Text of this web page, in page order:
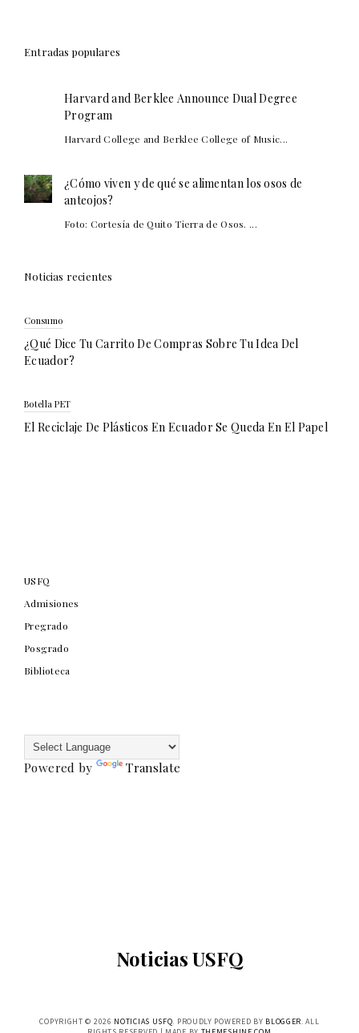
Entradas populares
Harvard and Berklee Announce Dual Degree
Program
Harvard College and Berklee College of Music...
¿Cómo viven y de qué se alimentan los osos de
anteojos?
Foto: Cortesía de Quito Tierra de Osos. ...
Noticias recientes
Consumo
¿Qué Dice Tu Carrito De Compras Sobre Tu Idea Del
Ecuador?
Botella PET
El Reciclaje De Plásticos En Ecuador Se Queda En El Papel
USFQ
Admisiones
Pregrado
Posgrado
Biblioteca
Powered by Translate
Noticias USFQ
COPYRIGHT © 2026 NOTICIAS USFQ. PROUDLY POWERED BY BLOGGER. ALL